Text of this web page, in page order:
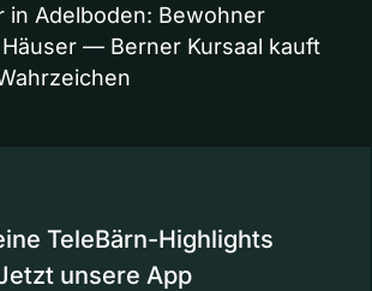
in Adelboden: Bewohner
— Berner Kursaal kauft
TeleBärn-Highlights
unsere App